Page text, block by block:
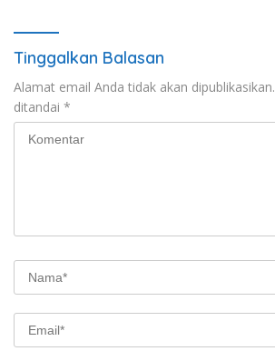
Tinggalkan Balasan
Alamat email Anda tidak akan dipublikasikan.
ditandai *